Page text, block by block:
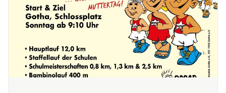
ÜBERRASCHTE